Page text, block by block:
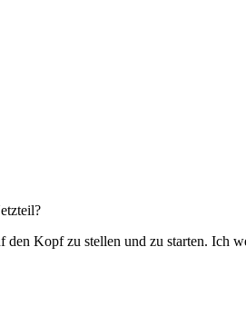
Kopf zu stellen und zu starten. Ich